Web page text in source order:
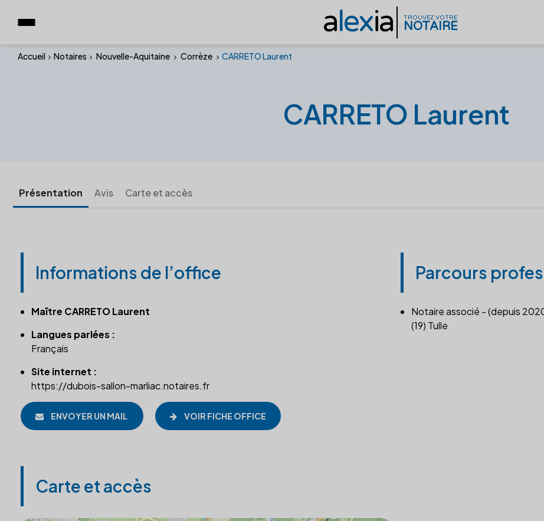
alexia TROUVEZ VOTRE
NOTAIRE
Accueil Notaires Nouvelle-Aquitaine Corrèze CARRETO Laurent
CARRETO Laurent
Présentation Avis Carte et accès
Informations de l’office
Maître CARRETO Laurent
Langues parlées :
Français
Site internet :
https://dubois-sallon-marliac.notaires.fr
ENVOYER UN MAIL VOIR FICHE OFFICE
Parcours
Notaire associé - (depuis
(19) Tulle
Carte et accès